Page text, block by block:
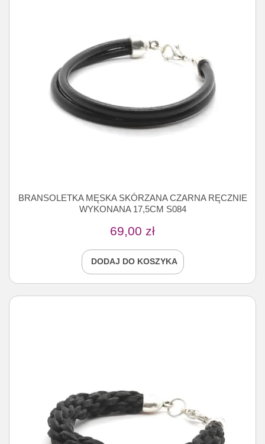
BRANSOLETKA MĘSKA SKÓRZANA CZARNA RĘCZNIE
WYKONANA 17,5CM S084
69,00 zł
DODAJ DO KOSZYKA